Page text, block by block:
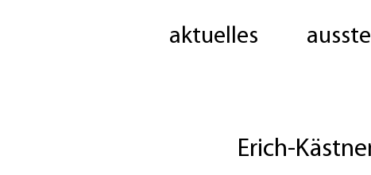
aktuelles
Erich-